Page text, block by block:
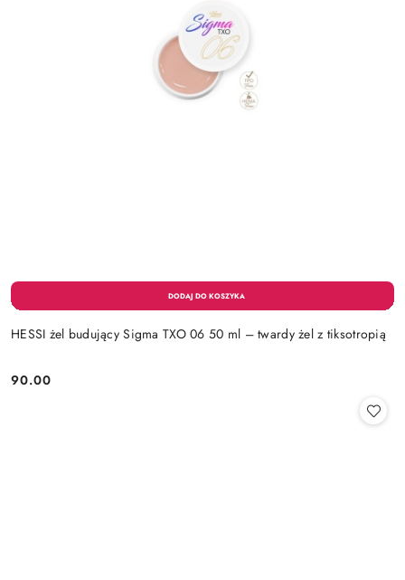
HESSI żel budujący Sigma TXO 06 50 ml – twardy żel z tiksotropią
Cena:
90.00